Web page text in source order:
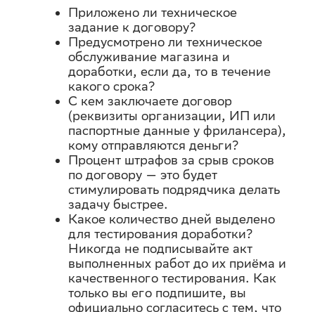
Приложено ли техническое
задание к договору?
Предусмотрено ли техническое
обслуживание магазина и
доработки, если да, то в течение
какого срока?
С кем заключаете договор
(реквизиты организации, ИП или
паспортные данные у фрилансера),
кому отправляются деньги?
Процент штрафов за срыв сроков
по договору — это будет
стимулировать подрядчика делать
задачу быстрее.
Какое количество дней выделено
для тестирования доработки?
Никогда не подписывайте акт
выполненных работ до их приёма и
качественного тестирования. Как
только вы его подпишите, вы
официально согласитесь с тем, что